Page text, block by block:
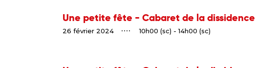
Une petite fête - Cabaret de la dissidence
26 février 2024 10h00 (sc) - 14h00 (sc)